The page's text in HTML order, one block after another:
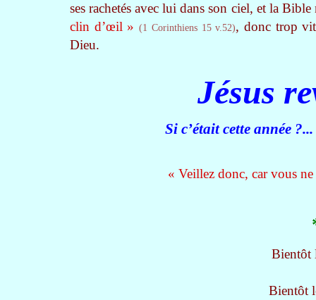
ses rachetés avec lui dans son ciel, et la
clin d’œil » (1 Corinthiens 15 v.52), donc trop
Dieu.
Jésus
Si c’était cette
« Veillez donc, car vous
Bientôt
Bientôt